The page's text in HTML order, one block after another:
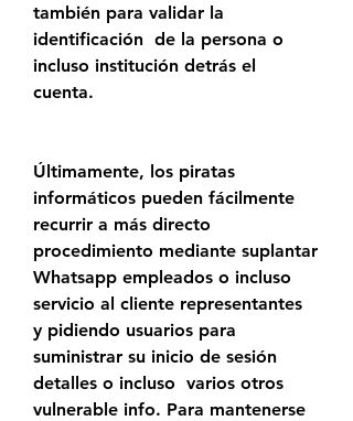
también para validar la
identificación  de la persona o
incluso institución detrás el
cuenta.
Últimamente, los piratas
informáticos pueden fácilmente
recurrir a más directo
procedimiento mediante suplantar
Whatsapp empleados o incluso
servicio al cliente representantes
y pidiendo usuarios para
suministrar su inicio de sesión
detalles o incluso  varios otros
vulnerable info. Para mantenerse